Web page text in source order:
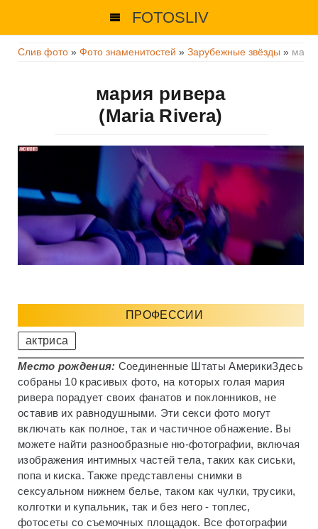
FOTOSLIV
Слив фото » Фото знаменитостей » Зарубежные звёзды »
мария ривера
(Maria Rivera)
ПРОФЕССИИ
актриса
Место рождения: Соединенные Штаты АмерикиЗдесь
собраны 10 красивых фото, на которых голая мария
ривера порадует своих фанатов и поклонников, не
оставив их равнодушными. Эти секси фото могут
включать как полное, так и частичное обнажение. Вы
можете найти разнообразные ню-фотографии, включая
изображения интимных частей тела, таких как сиськи,
попа и киска. Также представлены снимки в
сексуальном нижнем белье, таком как чулки, трусики,
колготки и купальник, так и без него - топлес,
фотосеты со съемочных площадок. Все фотографии